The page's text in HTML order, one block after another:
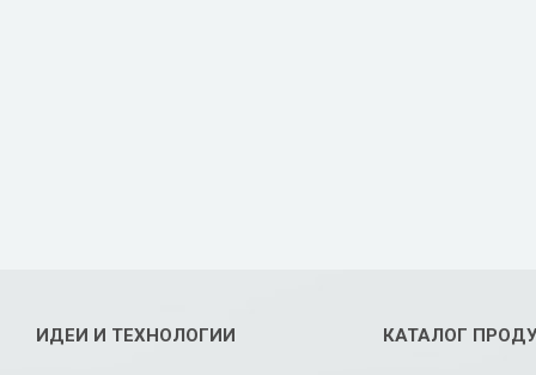
ИДЕИ И ТЕХНОЛОГИИ КАТАЛОГ